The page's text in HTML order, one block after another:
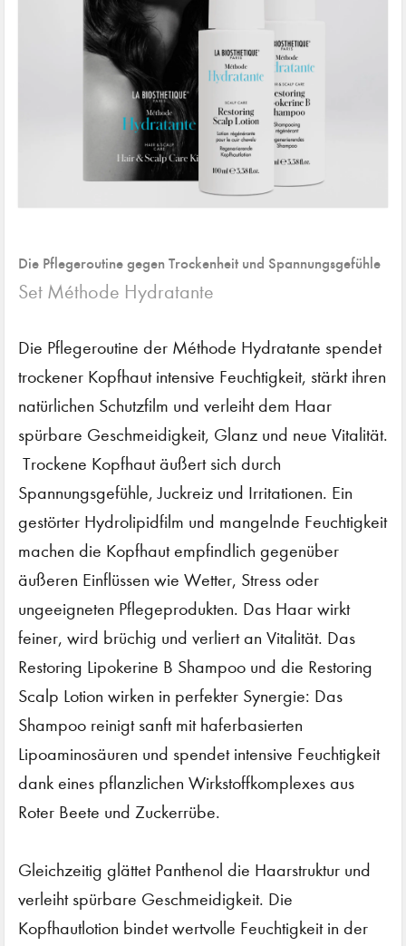
Die Pflegeroutine gegen Trockenheit und Spannungsgefühle
Set Méthode Hydratante
Die Pflegeroutine der Méthode Hydratante spendet
trockener Kopfhaut intensive Feuchtigkeit, stärkt ihren
natürlichen Schutzfilm und verleiht dem Haar
spürbare Geschmeidigkeit, Glanz und neue Vitalität.
Trockene Kopfhaut äußert sich durch
Spannungsgefühle, Juckreiz und Irritationen. Ein
gestörter Hydrolipidfilm und mangelnde Feuchtigkeit
machen die Kopfhaut empfindlich gegenüber
äußeren Einflüssen wie Wetter, Stress oder
ungeeigneten Pflegeprodukten. Das Haar wirkt
feiner, wird brüchig und verliert an Vitalität. Das
Restoring Lipokerine B Shampoo und die Restoring
Scalp Lotion wirken in perfekter Synergie: Das
Shampoo reinigt sanft mit haferbasierten
Lipoaminosäuren und spendet intensive Feuchtigkeit
dank eines pflanzlichen Wirkstoffkomplexes aus
Roter Beete und Zuckerrübe.
Gleichzeitig glättet Panthenol die Haarstruktur und
verleiht spürbare Geschmeidigkeit. Die
Kopfhautlotion bindet wertvolle Feuchtigkeit in der